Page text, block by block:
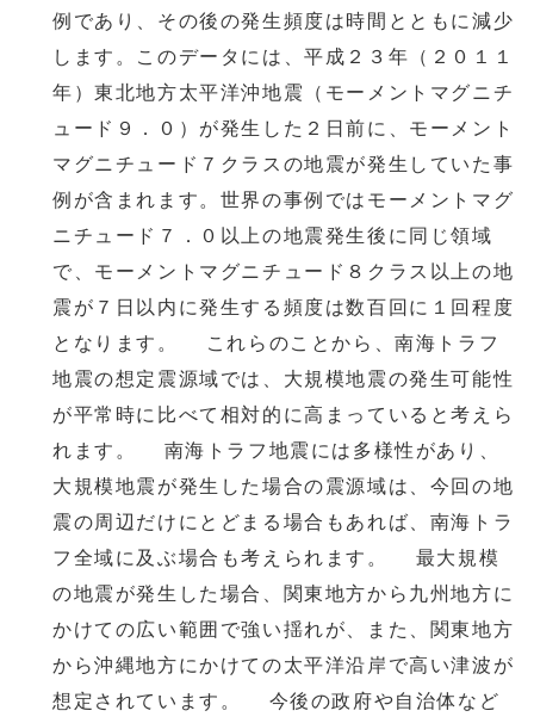
例であり、その後の発生頻度は時間とともに減少
します。このデータには、平成２３年（２０１１
年）東北地方太平洋沖地震（モーメントマグニチ
ュード９．０）が発生した２日前に、モーメント
マグニチュード７クラスの地震が発生していた事
例が含まれます。世界の事例ではモーメントマグ
ニチュード７．０以上の地震発生後に同じ領域
で、モーメントマグニチュード８クラス以上の地
震が７日以内に発生する頻度は数百回に１回程度
となります。 これらのことから、南海トラフ
地震の想定震源域では、大規模地震の発生可能性
が平常時に比べて相対的に高まっていると考えら
れます。 南海トラフ地震には多様性があり、
大規模地震が発生した場合の震源域は、今回の地
震の周辺だけにとどまる場合もあれば、南海トラ
フ全域に及ぶ場合も考えられます。 最大規模
の地震が発生した場合、関東地方から九州地方に
かけての広い範囲で強い揺れが、また、関東地方
から沖縄地方にかけての太平洋沿岸で高い津波が
想定されています。 今後の政府や自治体など